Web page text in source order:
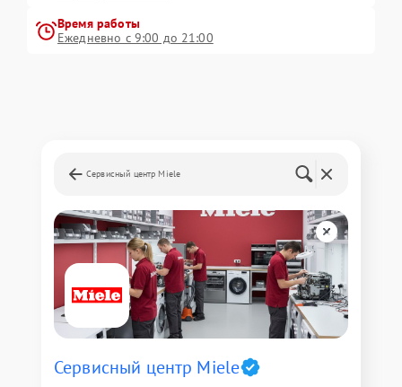
Время работы
Ежедневно с 9:00 до 21:00
Сервисный центр Miele
Сервисный центр Miele